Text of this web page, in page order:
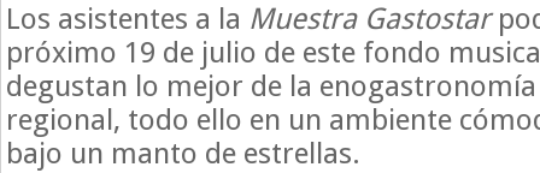
Los asistentes a la Muestra Gastostar
próximo 19 de julio de este fondo
degustan lo mejor de la
regional, todo ello en un ambiente
bajo un manto de estrellas.